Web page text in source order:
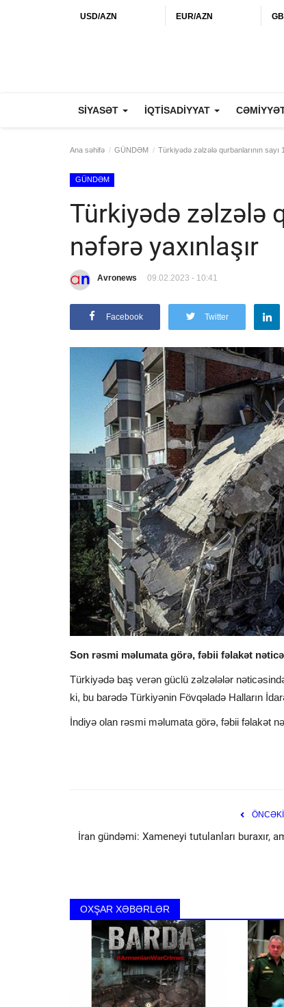
USD/AZN EUR/AZN
SİYASƏT İQTİSADİYYAT
Ana səhifə GÜNDƏM Türkiyədə zəlzələ qurbanlarının sayı
GÜNDƏM
Türkiyədə zəlzələ
nəfərə yaxınlaşır
Avronews 09.02.2023 - 10:41
Facebook Twitter
Son rəsmi məlumata görə, fəbii fəlakət
Türkiyədə baş verən güclü zəlzələlər
ki, bu barədə Türkiyənin Fövqəladə Halların
İndiyə olan rəsmi məlumata görə, fəbii fəlakət
İran gündəmi: Xameneyi tutulanları buraxır,
OXŞAR XƏBƏRLƏR